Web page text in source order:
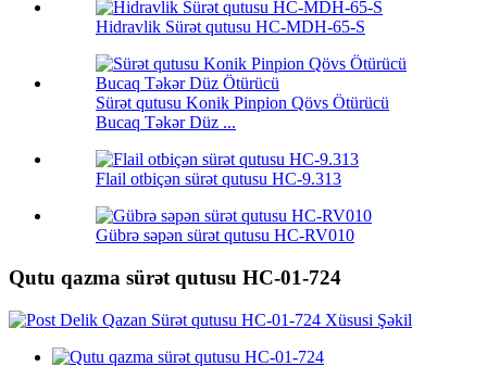
Hidravlik Sürət qutusu HC-MDH-65-S
Sürət qutusu Konik Pinpion Qövs Ötürücü
Bucaq Təkər Düz ...
Flail otbiçən sürət qutusu HC-9.313
Gübrə səpən sürət qutusu HC-RV010
Qutu qazma sürət qutusu HC-01-724